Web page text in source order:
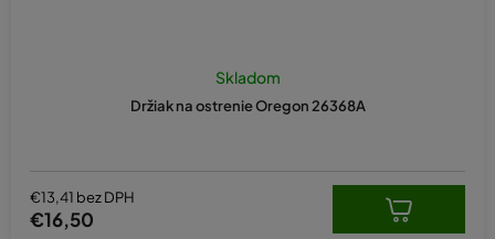
Držiak na ostrenie Oregon 26368A
Skladom
€13,41 bez DPH
€16,50